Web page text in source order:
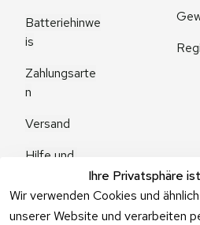
Ihre Privatsphäre
Wir verwenden Cookies und
unserer Website und verarbeiten
Batteriehinwe
is
Zahlungsarte
n
Versand
Hilfe und
Fragen